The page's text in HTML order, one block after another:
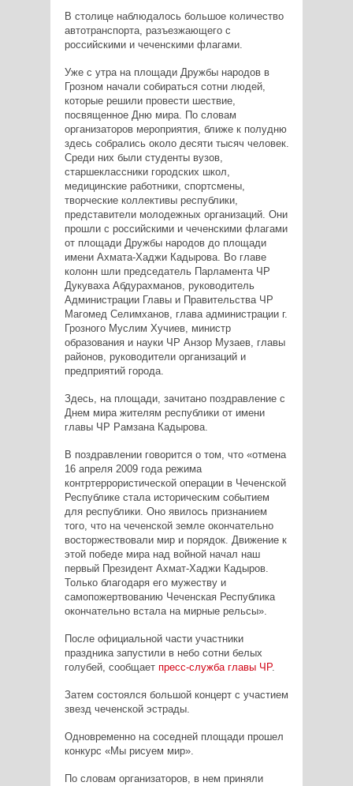
В столице наблюдалось большое количество
автотранспорта, разъезжающего с
российскими и чеченскими флагами.
Уже с утра на площади Дружбы народов в
Грозном начали собираться сотни людей,
которые решили провести шествие,
посвященное Дню мира. По словам
организаторов мероприятия, ближе к полудню
здесь собрались около десяти тысяч человек.
Среди них были студенты вузов,
старшеклассники городских школ,
медицинские работники, спортсмены,
творческие коллективы республики,
представители молодежных организаций. Они
прошли с российскими и чеченскими флагами
от площади Дружбы народов до площади
имени Ахмата-Хаджи Кадырова. Во главе
колонн шли председатель Парламента ЧР
Дукуваха Абдурахманов, руководитель
Администрации Главы и Правительства ЧР
Магомед Селимханов, глава администрации г.
Грозного Муслим Хучиев, министр
образования и науки ЧР Анзор Музаев, главы
районов, руководители организаций и
предприятий города.
Здесь, на площади, зачитано поздравление с
Днем мира жителям республики от имени
главы ЧР Рамзана Кадырова.
В поздравлении говорится о том, что «отмена
16 апреля 2009 года режима
контртеррористической операции в Чеченской
Республике стала историческим событием
для республики. Оно явилось признанием
того, что на чеченской земле окончательно
восторжествовали мир и порядок. Движение к
этой победе мира над войной начал наш
первый Президент Ахмат-Хаджи Кадыров.
Только благодаря его мужеству и
самопожертвованию Чеченская Республика
окончательно встала на мирные рельсы».
После официальной части участники
праздника запустили в небо сотни белых
голубей, сообщает пресс-служба главы ЧР.
Затем состоялся большой концерт с участием
звезд чеченской эстрады.
Одновременно на соседней площади прошел
конкурс «Мы рисуем мир».
По словам организаторов, в нем приняли